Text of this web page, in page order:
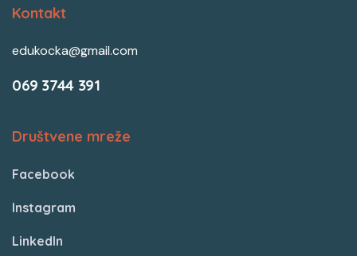
Kontakt
edukocka@gmail.com
069 3744 391
Društvene mreže
Facebook
Instagram
LinkedIn